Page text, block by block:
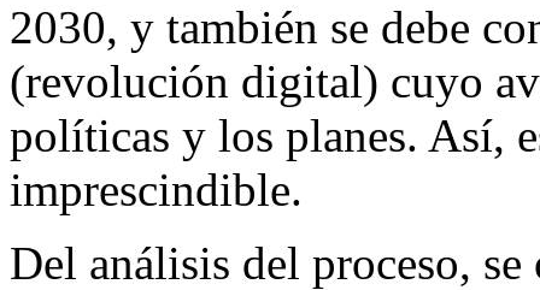
2030, y también se debe
(revolución digital) cuyo
políticas y los planes. Así,
imprescindible.
Del análisis del proceso,